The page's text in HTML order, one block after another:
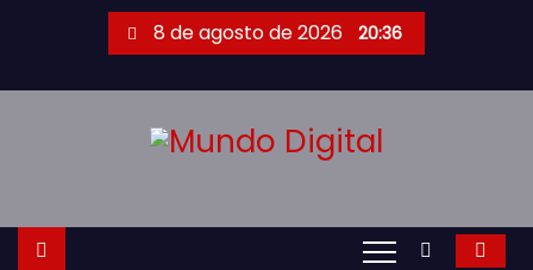
8 de agosto de 2026 20:36